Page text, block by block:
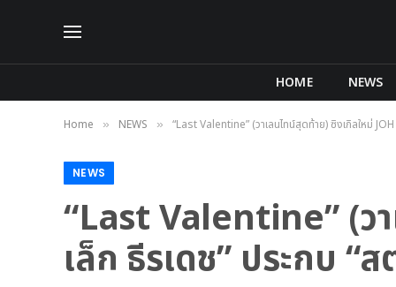
HOME NEWS
Home » NEWS » “Last Valentine” (วาเลนไทน์สุดท้าย) ซิงเกิลใหม่
NEWS
“Last Valentine” (วา
เล็ก ธีรเดช” ประกบ “